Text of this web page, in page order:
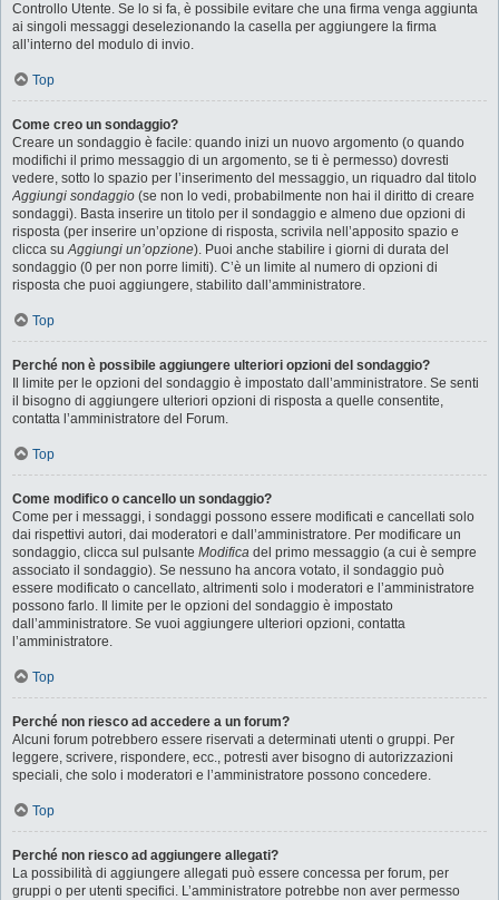
Controllo Utente. Se lo si fa, è possibile evitare che una firma venga aggiunta
ai singoli messaggi deselezionando la casella per aggiungere la firma
all’interno del modulo di invio.
Top
Come creo un sondaggio?
Creare un sondaggio è facile: quando inizi un nuovo argomento (o quando
modifichi il primo messaggio di un argomento, se ti è permesso) dovresti
vedere, sotto lo spazio per l’inserimento del messaggio, un riquadro dal titolo
Aggiungi sondaggio (se non lo vedi, probabilmente non hai il diritto di creare
sondaggi). Basta inserire un titolo per il sondaggio e almeno due opzioni di
risposta (per inserire un’opzione di risposta, scrivila nell’apposito spazio e
clicca suAggiungi un’opzione). Puoi anche stabilire i giorni di durata del
sondaggio (0 per non porre limiti). C’è un limite al numero di opzioni di
risposta che puoi aggiungere, stabilito dall’amministratore.
Top
Perché non è possibile aggiungere ulteriori opzioni del sondaggio?
Il limite per le opzioni del sondaggio è impostato dall’amministratore. Se senti
il bisogno di aggiungere ulteriori opzioni di risposta a quelle consentite,
contatta l’amministratore del Forum.
Top
Come modifico o cancello un sondaggio?
Come per i messaggi, i sondaggi possono essere modificati e cancellati solo
dai rispettivi autori, dai moderatori e dall’amministratore. Per modificare un
sondaggio, clicca sul pulsante Modifica del primo messaggio (a cui è sempre
associato il sondaggio). Se nessuno ha ancora votato, il sondaggio può
essere modificato o cancellato, altrimenti solo i moderatori e l’amministratore
possono farlo. Il limite per le opzioni del sondaggio è impostato
dall’amministratore. Se vuoi aggiungere ulteriori opzioni, contatta
l’amministratore.
Top
Perché non riesco ad accedere a un forum?
Alcuni forum potrebbero essere riservati a determinati utenti o gruppi. Per
leggere, scrivere, rispondere, ecc., potresti aver bisogno di autorizzazioni
speciali, che solo i moderatori e l’amministratore possono concedere.
Top
Perché non riesco ad aggiungere allegati?
La possibilità di aggiungere allegati può essere concessa per forum, per
gruppi o per utenti specifici. L’amministratore potrebbe non aver permesso